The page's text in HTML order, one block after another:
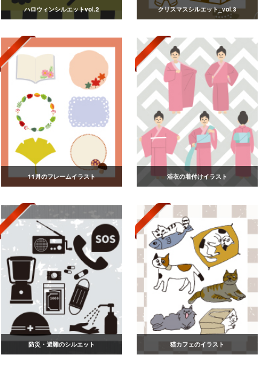
ハロウィンシルエットvol.2 クリスマスシルエット_vol.3
11月のフレームイラスト 浴衣の着付けイラスト
防災・避難のシルエット 猫カフェのイラスト